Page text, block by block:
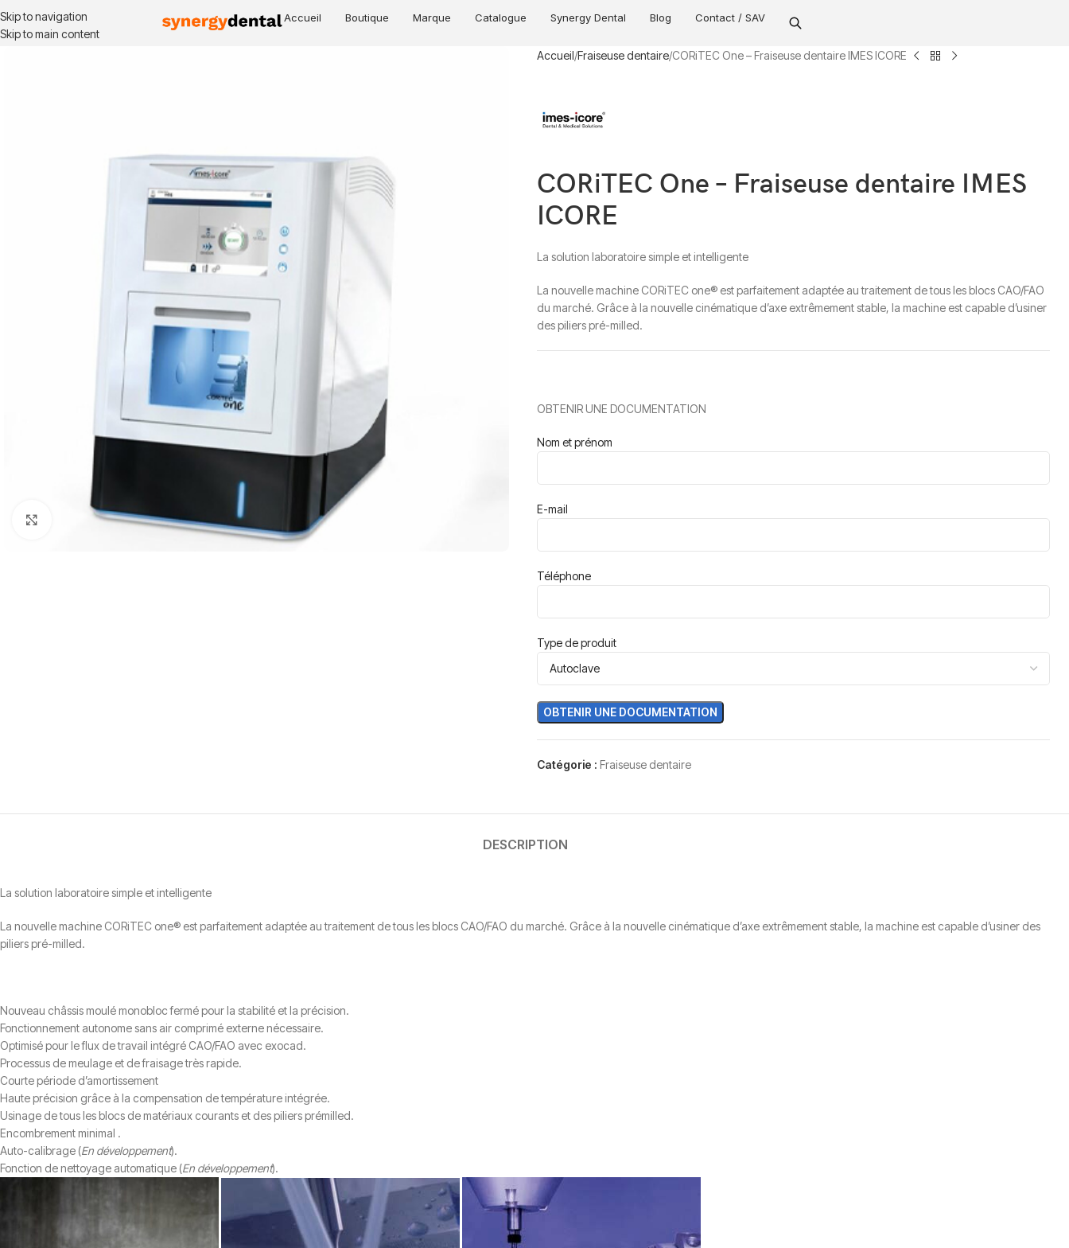
Skip to navigation
Skip to main content
Accueil Boutique Marque Catalogue Synergy Dental Blog Contact / SAV
Click to enlarge
Accueil Fraiseuse dentaire CORiTEC One – Fraiseuse dentaire IMES ICORE
CORiTEC One – Fraiseuse dentaire IMES
ICORE
La solution laboratoire simple et intelligente
La nouvelle machine CORiTEC one® est parfaitement adaptée au traitement de tous les blocs CAO/FAO
du marché. Grâce à la nouvelle cinématique d’axe extrêmement stable, la machine est capable d’usiner
des piliers pré-milled.
OBTENIR UNE DOCUMENTATION
Nom et prénom
E-mail
Téléphone
Type de produit
Catégorie : Fraiseuse dentaire
DESCRIPTION
La solution laboratoire simple et intelligente
La nouvelle machine CORiTEC one® est parfaitement adaptée au traitement de tous les blocs CAO/FAO du marché. Grâce à la nouvelle cinématique d’axe extrêmement stable, la machine est capable d’usiner des
piliers pré-milled.
Nouveau châssis moulé monobloc fermé pour la stabilité et la précision.
Fonctionnement autonome sans air comprimé externe nécessaire.
Optimisé pour le flux de travail intégré CAO/FAO avec exocad.
Processus de meulage et de fraisage très rapide.
Courte période d’amortissement
Haute précision grâce à la compensation de température intégrée.
Usinage de tous les blocs de matériaux courants et des piliers prémilled.
Encombrement minimal .
Auto-calibrage (En développement).
Fonction de nettoyage automatique (En développement).